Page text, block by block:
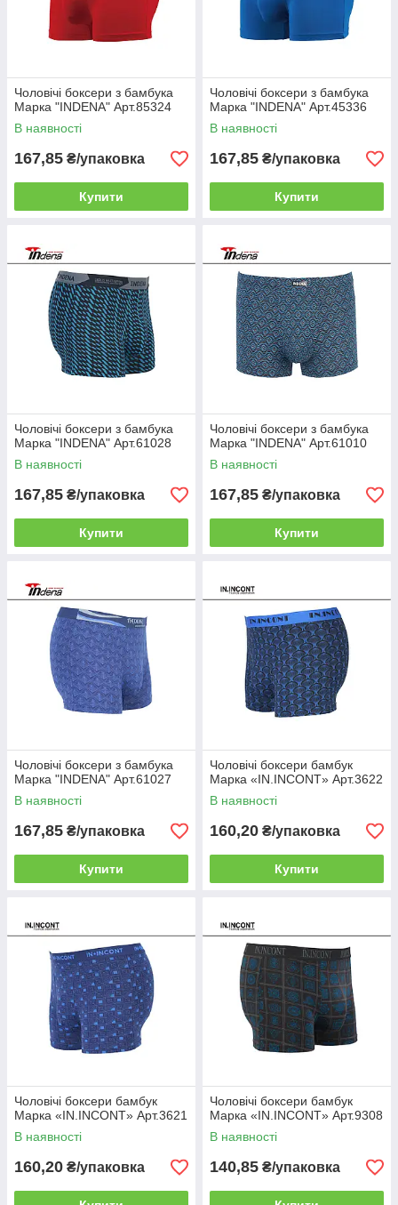
Чоловічі боксери з бамбука
Марка "INDENA" Арт.85324
В наявності
167,85 ₴/упаковка
Купити
Чоловічі боксери з бамбука
Марка "INDENA" Арт.45336
В наявності
167,85 ₴/упаковка
Купити
Чоловічі боксери з бамбука
Марка "INDENA" Арт.61028
В наявності
167,85 ₴/упаковка
Купити
Чоловічі боксери з бамбука
Марка "INDENA" Арт.61010
В наявності
167,85 ₴/упаковка
Купити
Чоловічі боксери з бамбука
Марка "INDENA" Арт.61027
В наявності
167,85 ₴/упаковка
Купити
Чоловічі боксери бамбук
Марка «IN.INCONT» Арт.3622
В наявності
160,20 ₴/упаковка
Купити
Чоловічі боксери бамбук
Марка «IN.INCONT» Арт.3621
В наявності
160,20 ₴/упаковка
Чоловічі боксери бамбук
Марка «IN.INCONT» Арт.9308
В наявності
140,85 ₴/упаковка